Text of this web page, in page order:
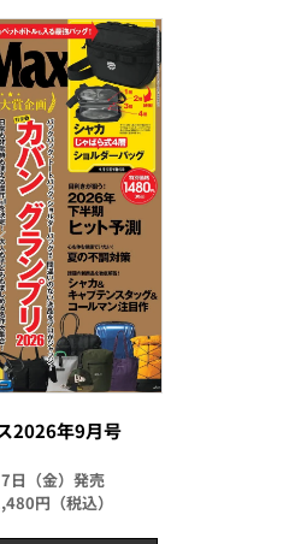
2026年9月号
日（金）発売
円（税込）